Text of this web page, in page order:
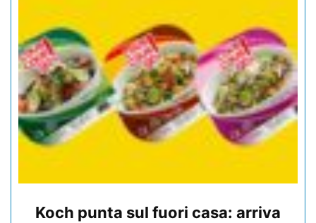
Koch punta sul fuori casa: arriva